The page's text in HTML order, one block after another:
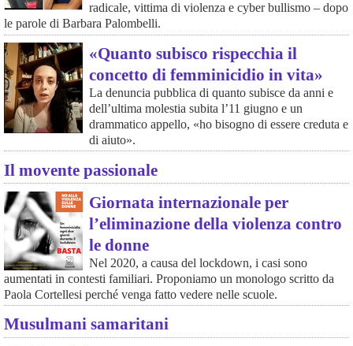
radicale, vittima di violenza e cyber bullismo – dopo
le parole di Barbara Palombelli.
«Quanto subisco rispecchia il
concetto di femminicidio in vita»
La denuncia pubblica di quanto subisce da anni e
dell’ultima molestia subita l’11 giugno e un
drammatico appello, «ho bisogno di essere creduta e
di aiuto».
Il movente passionale
Giornata internazionale per
l’eliminazione della violenza contro
le donne
Nel 2020, a causa del lockdown, i casi sono
aumentati in contesti familiari. Proponiamo un monologo scritto da
Paola Cortellesi perché venga fatto vedere nelle scuole.
Musulmani samaritani